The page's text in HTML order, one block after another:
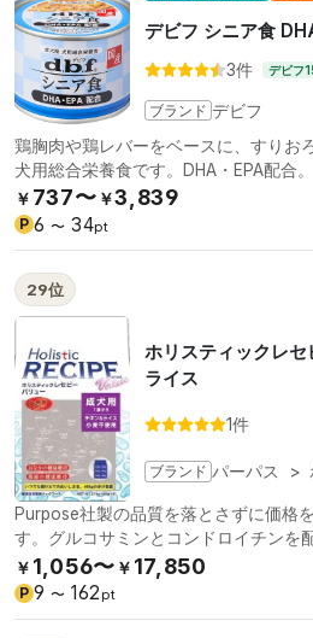
デビフ シニア食
3件 デビフ
ブランド デビフ
鶏胸肉や鶏レバーをベースに、すりお
犬用総合栄養食です。DHA・EPA配合。
￥ 737〜 ￥3,839
P 6 〜 34pt
29位
ホリスティックレ
ライス
1件
ブランド パーパス >
Purpose社製の品質を落とさずに価格
す。グルコサミンとコンドロイチンを
￥ 1,056〜 ￥ 17,850
P 9 〜 162 pt